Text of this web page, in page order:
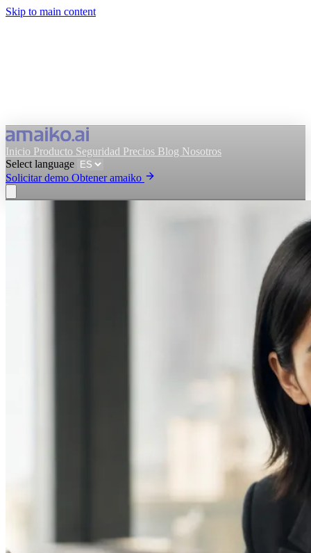
Skip to main content
Inicio Producto Seguridad Precios Blog Nosotros
Select language
Solicitar demo Obtener amaiko